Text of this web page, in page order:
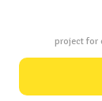
project for